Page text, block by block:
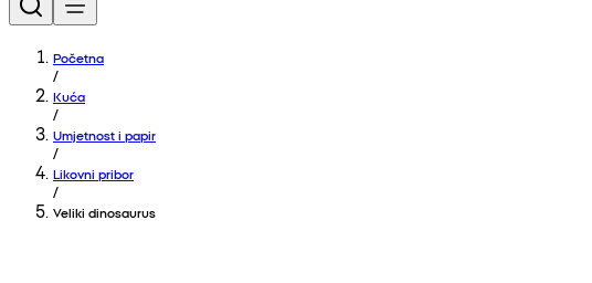
Početna
/
Kuća
/
Umjetnost i papir
/
Likovni pribor
/
Veliki dinosaurus